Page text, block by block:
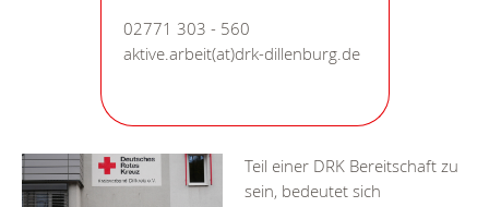
02771 303 - 560
aktive.arbeit(at)drk-dillenburg.de
Teil einer DRK Bereitschaft zu
sein, bedeutet sich